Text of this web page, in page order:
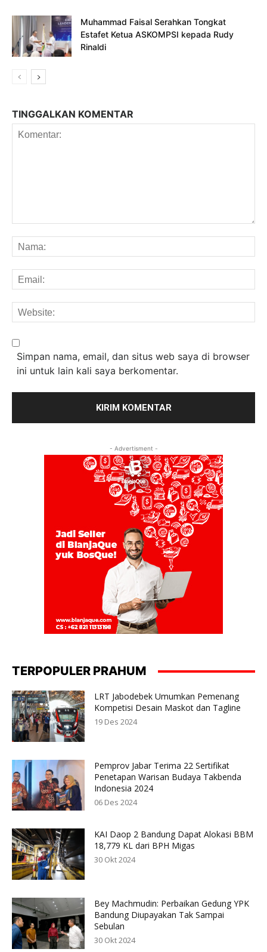
Muhammad Faisal Serahkan Tongkat
Estafet Ketua ASKOMPSI kepada Rudy
Rinaldi
TINGGALKAN KOMENTAR
Simpan nama, email, dan situs web saya di browser
ini untuk lain kali saya berkomentar.
- Advertisment -
TERPOPULER PRAHUM
LRT Jabodebek Umumkan Pemenang
Kompetisi Desain Maskot dan Tagline
19 Des 2024
Pemprov Jabar Terima 22 Sertifikat
Penetapan Warisan Budaya Takbenda
Indonesia 2024
06 Des 2024
KAI Daop 2 Bandung Dapat Alokasi BBM
18,779 KL dari BPH Migas
30 Okt 2024
Bey Machmudin: Perbaikan Gedung YPK
Bandung Diupayakan Tak Sampai
Sebulan
30 Okt 2024